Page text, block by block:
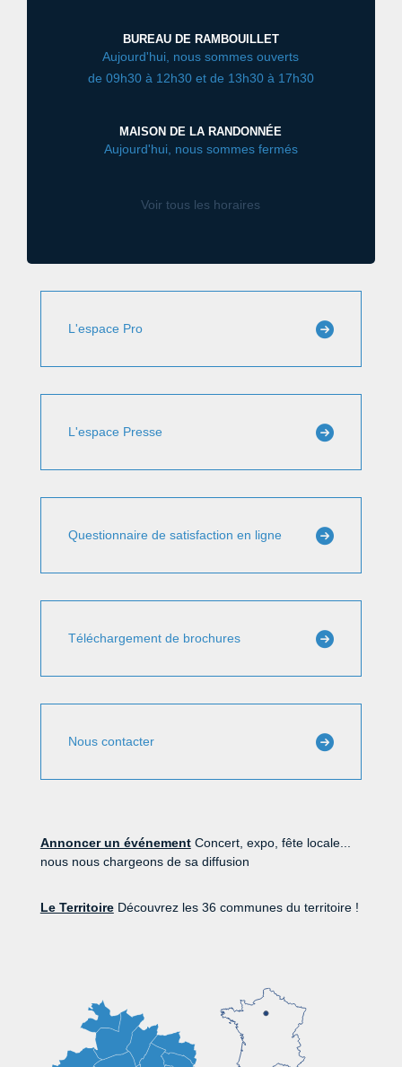
BUREAU DE RAMBOUILLET
Aujourd'hui, nous sommes ouverts
de 09h30 à 12h30 et de 13h30 à 17h30
MAISON DE LA RANDONNÉE
Aujourd'hui, nous sommes fermés
Voir tous les horaires
L'espace Pro
L'espace Presse
Questionnaire de satisfaction en ligne
Téléchargement de brochures
Nous contacter
Annoncer un événementConcert, expo, fête locale...
nous nous chargeons de sa diffusion
Le TerritoireDécouvrez les 36 communes du territoire !